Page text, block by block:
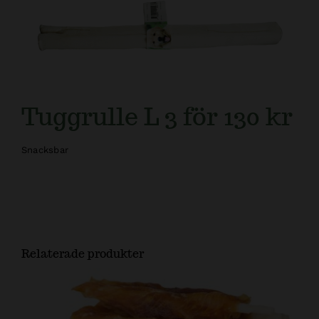
Kundtjänst
Tuggrulle L 3 för 130 kr
Snacksbar
Relaterade produkter